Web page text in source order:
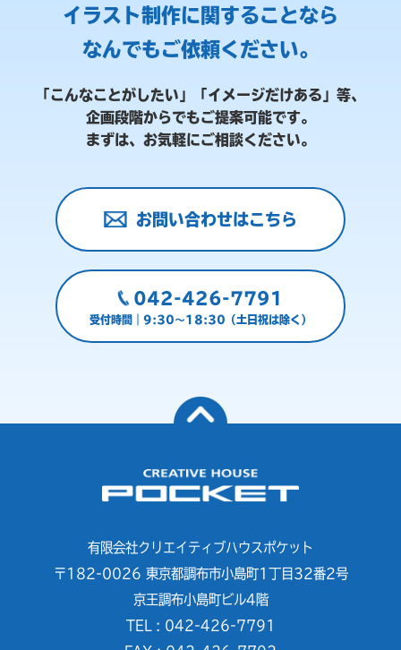
イラスト制作に関することなら
なんでもご依頼ください。
「こんなことがしたい」「イメージだけある」等、
企画段階からでもご提案可能です。
まずは、お気軽にご相談ください。
お問い合わせはこちら
042-426-7791
受付時間｜9:30～18:30（土日祝は除く）
有限会社クリエイティブハウスポケット
〒182-0026 東京都調布市小島町1丁目32番2号
京王調布小島町ビル4階
TEL : 042-426-7791